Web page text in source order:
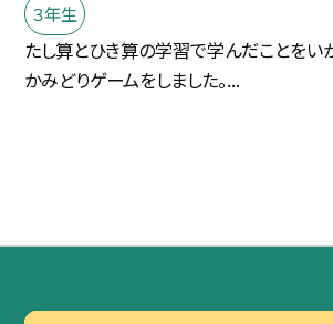
３年生
たし算とひき算の学習で学んだことをい
かみどりゲームをしました。...